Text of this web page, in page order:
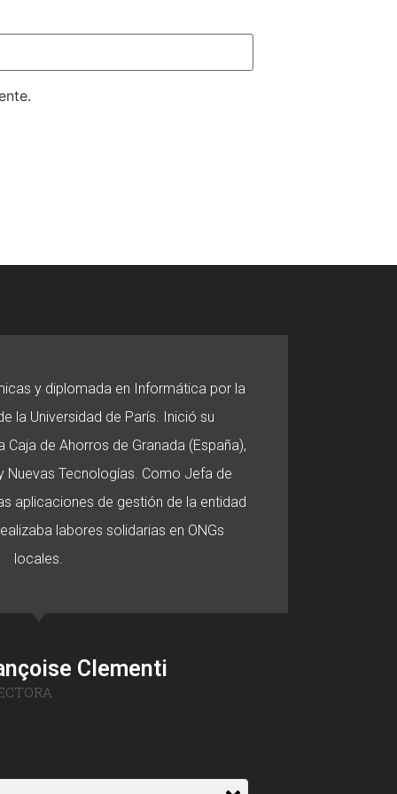
y diplomada en Informática por la
la Universidad de París. Inició su
de Ahorros de Granada (España),
Nuevas Tecnologías. Como Jefa de
aplicaciones de gestión de la entidad
labores solidarias en ONGs
locales.
Clementi